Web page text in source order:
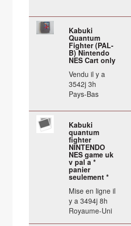
Kabuki
Quantum
Fighter (PAL-
B) Nintendo
NES Cart only
Vendu il y a
3542j 3h
Pays-Bas
Kabuki
quantum
fighter
NINTENDO
NES game uk
v pal a *
panier
seulement *
Mise en ligne il
y a 3494j 8h
Royaume-Uni